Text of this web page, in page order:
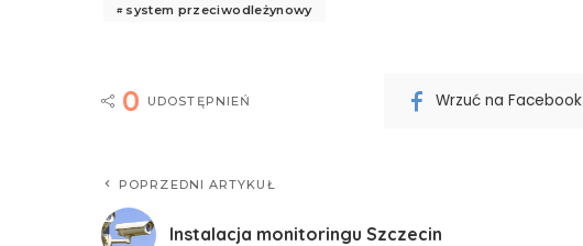
system przeciwodleżynowy
0 UDOSTĘPNIEŃ Wrzuć na Facebook
POPRZEDNI ARTYKUŁ
Instalacja monitoringu Szczecin